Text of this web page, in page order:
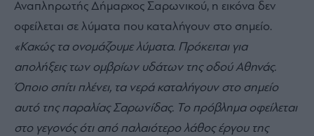
Αναπληρωτής Δήμαρχος Σαρωνικού, η εικόνα δεν
οφείλεται σε λύματα που καταλήγουν στο σημείο.
«Κακώς τα ονομάζουμε λύματα. Πρόκειται για
απολήξεις των ομβρίων υδάτων της οδού Αθηνάς.
Όποιο σπίτι πλένει, τα νερά καταλήγουν στο σημείο
αυτό της παραλίας Σαρωνίδας. Το πρόβλημα οφείλεται
στο γεγονός ότι από παλαιότερο λάθος έργου της